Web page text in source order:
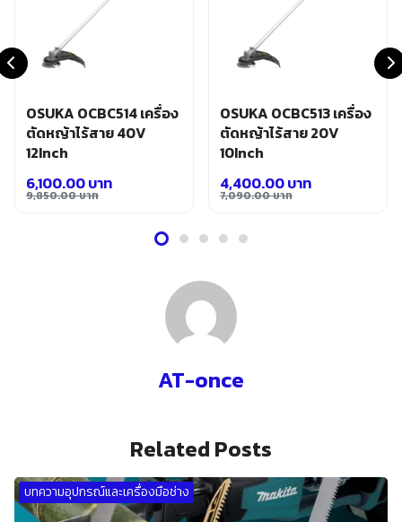
OSUKA OCBC514 เครื่อง
ตัดหญ้าไร้สาย 40V
12Inch
9,850.00บาท
6,100.00บาท
OSUKA OCBC513 เครื่อง
ตัดหญ้าไร้สาย 20V
10Inch
7,090.00บาท
price
7,090.00 บาท.
4,400.00บาท
price
4,400.00 บาท.
AT-once
Related Posts
บทความอุปกรณ์และเครื่องมือช่าง